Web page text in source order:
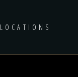
LOCATIONS